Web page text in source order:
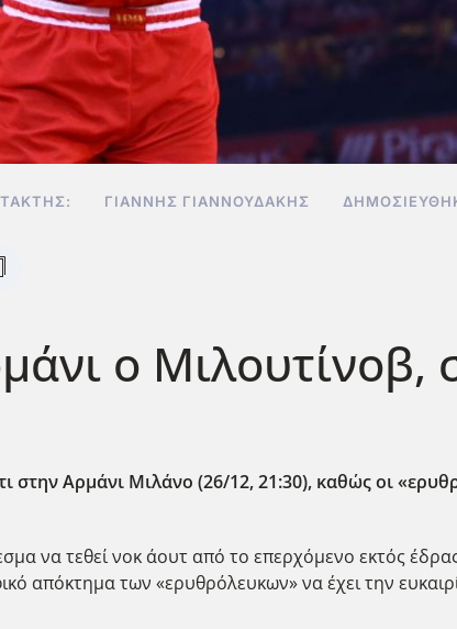
ΓΙΆΝΝΗΣ ΓΙΑΝΝΟΥΔΆΚΗΣ
ο Μιλουτίνοβ,
Αρμάνι Μιλάνο (26/12, 21:30), καθώς οι
να τεθεί νοκ άουτ από το επερχόμενο εκτός
απόκτημα των «ερυθρόλευκων» να έχει την